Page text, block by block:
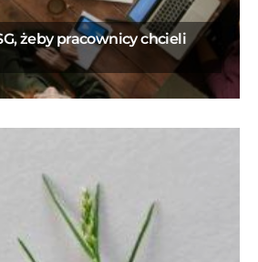
żeby pracownicy chcieli